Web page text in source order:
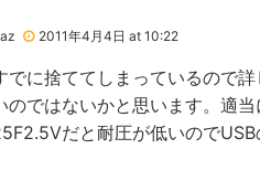
2011年4月4日 at 10:22
でに捨ててしまっているので
のではないかと思います。適
だと耐圧が低いのでUSB